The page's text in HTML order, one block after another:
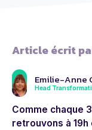
Article écrit
Emilie-Anne
Head
Comme chaque
retrouvons à